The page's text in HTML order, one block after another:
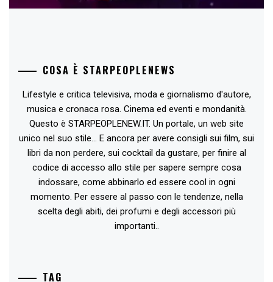
COSA È STARPEOPLENEWS
Lifestyle e critica televisiva, moda e giornalismo d'autore,
musica e cronaca rosa. Cinema ed eventi e mondanità.
Questo è STARPEOPLENEW.IT. Un portale, un web site
unico nel suo stile... E ancora per avere consigli sui film, sui
libri da non perdere, sui cocktail da gustare, per finire al
codice di accesso allo stile per sapere sempre cosa
indossare, come abbinarlo ed essere cool in ogni
momento. Per essere al passo con le tendenze, nella
scelta degli abiti, dei profumi e degli accessori più
importanti..
TAG